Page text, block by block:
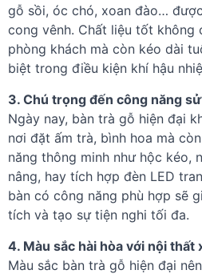
gỗ sồi, óc chó, xoan đào…
cong vênh. Chất liệu tốt không
phòng khách mà còn kéo dài
biệt trong điều kiện khí hậu
3. Chú trọng đến công năng
Ngày nay, bàn trà gỗ hiện đại
nơi đặt ấm trà, bình hoa mà
năng thông minh như hộc kéo,
nâng, hay tích hợp đèn LED
bàn có công năng phù hợp sẽ
tích và tạo sự tiện nghi tối đa.
4. Màu sắc hài hòa với nội thất
Màu sắc bàn trà gỗ hiện đại